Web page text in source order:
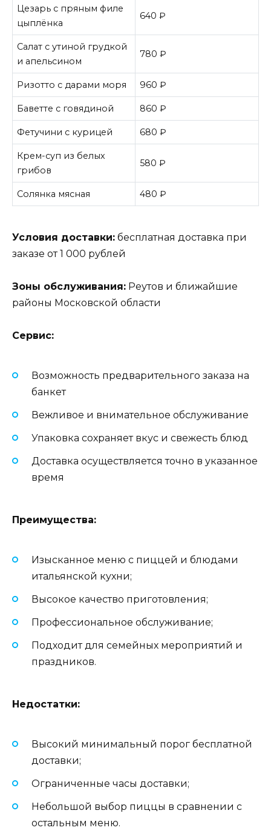
Цезарь с пряным филе
цыплёнка
640 ₽
Салат с утиной грудкой
и апельсином
780 ₽
Ризотто с дарами моря 960 ₽
Баветте с говядиной 860 ₽
Фетучини с курицей 680 ₽
Крем-суп из белых
грибов
580 ₽
Солянка мясная 480 ₽
Условия доставки: бесплатная доставка при
заказе от 1 000 рублей
Зоны обслуживания: Реутов и ближайшие
районы Московской области
Сервис:
Возможность предварительного заказа на
банкет
Вежливое и внимательное обслуживание
Упаковка сохраняет вкус и свежесть блюд
Доставка осуществляется точно в указанное
время
Преимущества:
Изысканное меню с пиццей и блюдами
итальянской кухни;
Высокое качество приготовления;
Профессиональное обслуживание;
Подходит для семейных мероприятий и
праздников.
Недостатки:
Высокий минимальный порог бесплатной
доставки;
Ограниченные часы доставки;
Небольшой выбор пиццы в сравнении с
остальным меню.